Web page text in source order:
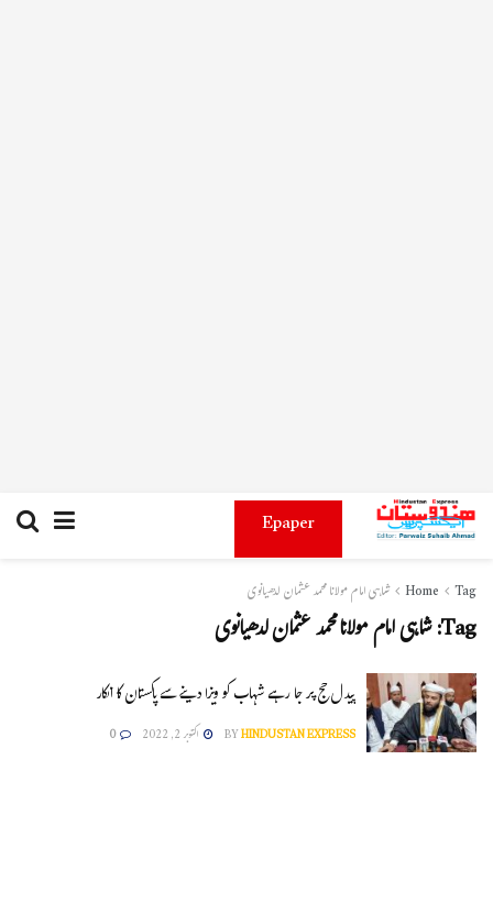
Epaper
Home Tag شاہی امام مولانامحمد عثمان لدھیانوی
Tag:شاہی امام مولانامحمد عثمان لدھیانوی
پیدل حج پر جا رہے شہاب کو ویزا دینے سے پاکستان کا انکار
BYHINDUSTAN EXPRESS اکتوبر 2, 2022 0